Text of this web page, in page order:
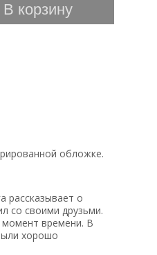
В корзину
обложке.
рассказывает о
со своими друзьми.
момент времени. В
хорошо